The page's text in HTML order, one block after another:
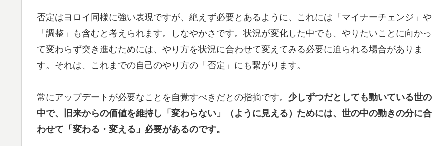
否定はヨロイ同様に強い表現ですが、絶えず必要とあるように、これには「マイナーチェンジ」や
「調整」も含むと考えられます。しなやかさです。状況が変化した中でも、やりたいことに向かっ
て変わらず突き進むためには、やり方を状況に合わせて変えてみる必要に迫られる場合がありま
す。それは、これまでの自己のやり方の「否定」にも繋がります。
常にアップデートが必要なことを自覚すべきだとの指摘です。 少しずつだとしても動いている世の
中で、旧来からの価値を維持し「変わらない」（ように見える）ためには、世の中の動きの分に合
わせて「変わる・変える」必要があるのです。